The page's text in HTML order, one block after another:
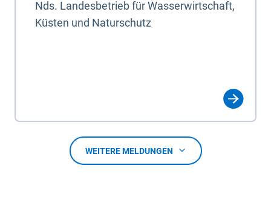
Nds. Landesbetrieb für Wasserwirtschaft,
Küsten und Naturschutz
WEITERE MELDUNGEN